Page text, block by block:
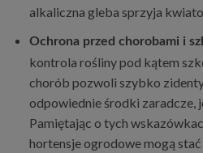
alkaliczna gleba sprzyja
Ochrona przed chorobami i
kontrola rośliny pod kątem
chorób pozwoli szybko
odpowiednie środki zaradcze,
Pamiętając o tych
hortensje ogrodowe mogą